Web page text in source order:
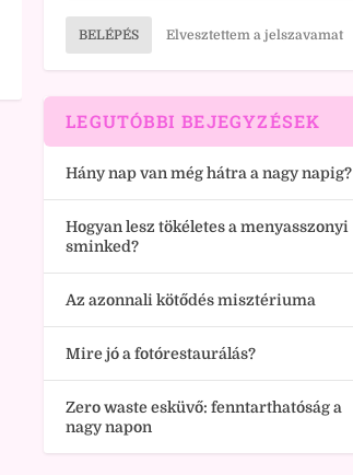
BELÉPÉS Elvesztettem a jelszavamat
LEGUTÓBBI BEJEGYZÉSEK
Hány nap van még hátra a nagy napig?
Hogyan lesz tökéletes a menyasszonyi
sminked?
Az azonnali kötődés misztériuma
Mire jó a fotórestaurálás?
Zero waste esküvő: fenntarthatóság a
nagy napon